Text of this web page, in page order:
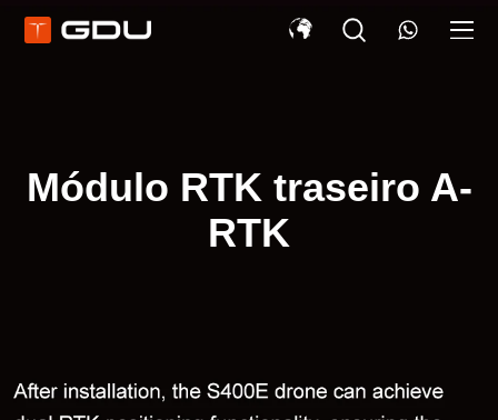
Módulo RTK traseiro A-
RTK